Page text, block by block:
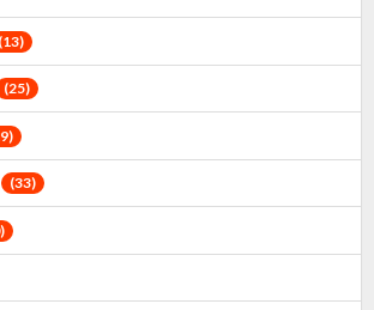
(13)
(25)
(33)